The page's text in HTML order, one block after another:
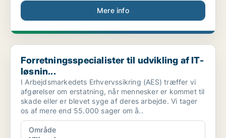
Mere info
Forretningsspecialister til udvikling af IT-løsnin...
Forretningsspecialister til udvikling af IT-
løsnin...
I Arbejdsmarkedets Erhvervssikring (AES) træffer vi
afgørelser om erstatning, når mennesker er kommet til
skade eller er blevet syge af deres arbejde. Vi tager
os af mere end 55.000 sager om å..
Område